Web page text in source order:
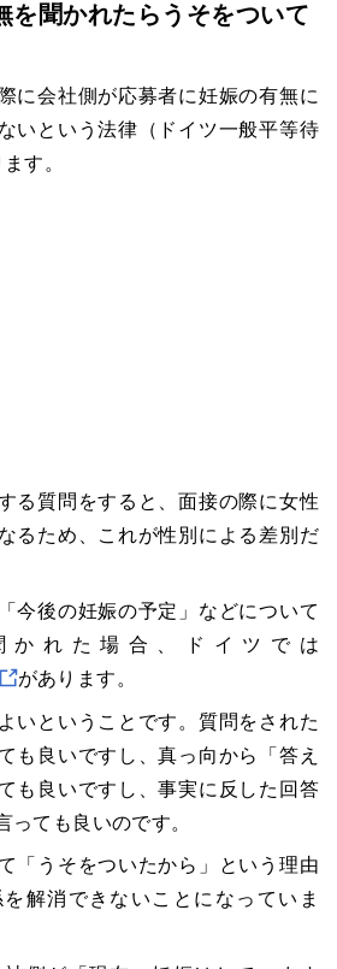
を聞かれたらうそをついて
に会社側が応募者に妊娠の有無に
いという法律（ドイツ一般平等待
す。
る質問をすると、面接の際に女性
るため、これが性別による差別だ
今後の妊娠の予定」などについて
かれた場合、ドイツでは
があります。
いということです。質問をされた
も良いですし、真っ向から「答え
も良いですし、事実に反した回答
っても良いのです。
「うそをついたから」という理由
解消できないことになっていま